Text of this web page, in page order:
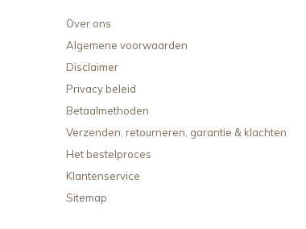
Over ons
Algemene voorwaarden
Disclaimer
Privacy beleid
Betaalmethoden
Verzenden, retourneren, garantie & klachten
Het bestelproces
Klantenservice
Sitemap